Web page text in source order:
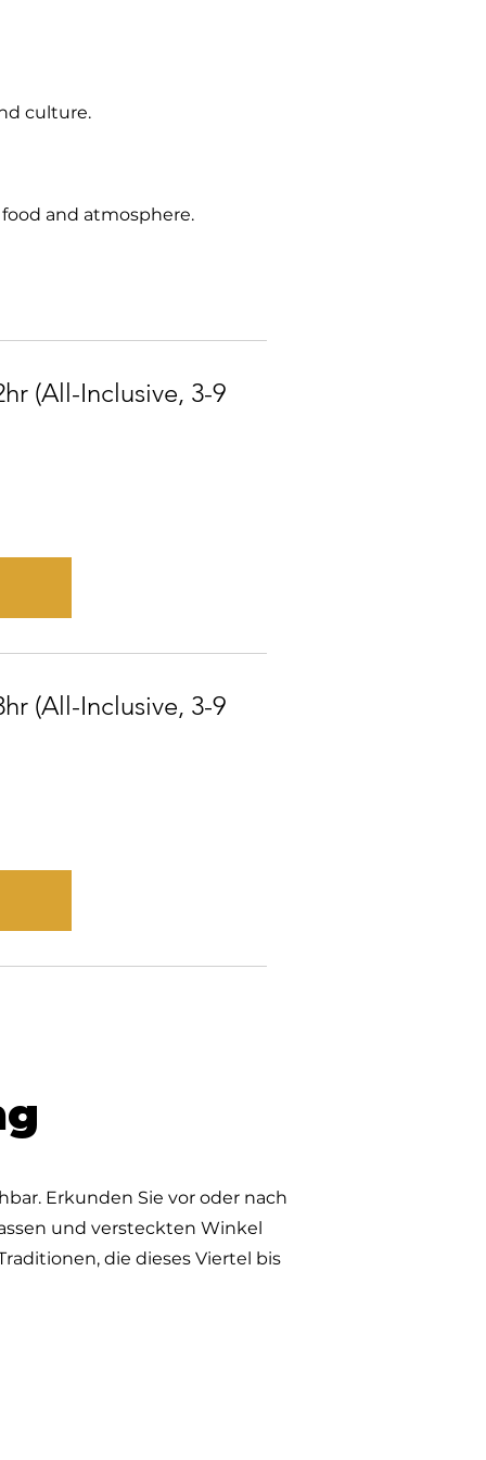
culture.
and atmosphere.
(All-Inclusive, 3-9
(All-Inclusive, 3-9
Erkunden Sie vor oder nach
und versteckten Winkel
die dieses Viertel bis